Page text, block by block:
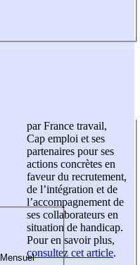
par France travail,
Cap emploi et ses
partenaires pour ses
actions concrètes en
faveur du recrutement,
de l’intégration et de
l’accompagnement de
ses collaborateurs en
situation de handicap.
Pour en savoir plus,
consultez cet article.